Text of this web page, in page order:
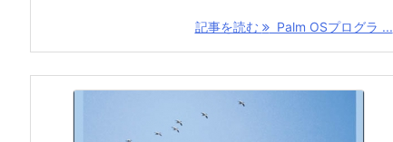
記事を読む Palm OSプログラ ...